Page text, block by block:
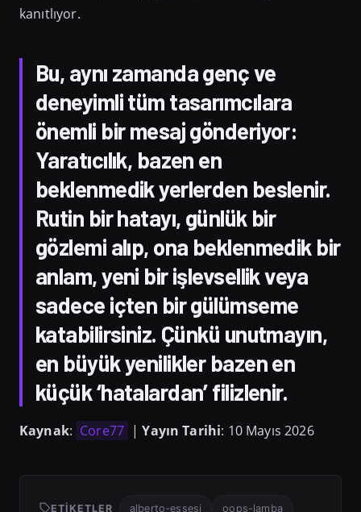
kanıtlıyor.
Bu, aynı zamanda genç ve
deneyimli tüm tasarımcılara
önemli bir mesaj gönderiyor:
Yaratıcılık, bazen en
beklenmedik yerlerden beslenir.
Rutin bir hatayı, günlük bir
gözlemi alıp, ona beklenmedik bir
anlam, yeni bir işlevsellik veya
sadece içten bir gülümseme
katabilirsiniz. Çünkü unutmayın,
en büyük yenilikler bazen en
küçük ‘hatalardan’ filizlenir.
Kaynak: Core77 |Yayın Tarihi: 10 Mayıs 2026
ETIKETLER alberto-essesi oops-lamba